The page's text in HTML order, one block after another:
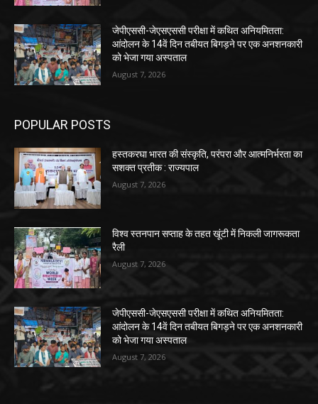
जेपीएससी-जेएसएससी परीक्षा में कथित अनियमितता:
आंदोलन के 14वें दिन तबीयत बिगड़ने पर एक अनशनकारी
को भेजा गया अस्पताल
August 7, 2026
POPULAR POSTS
हस्तकरघा भारत की संस्कृति, परंपरा और आत्मनिर्भरता का
सशक्त प्रतीक : राज्यपाल
August 7, 2026
विश्व स्तनपान सप्ताह के तहत खूंटी में निकली जागरूकता
रैली
August 7, 2026
जेपीएससी-जेएसएससी परीक्षा में कथित अनियमितता:
आंदोलन के 14वें दिन तबीयत बिगड़ने पर एक अनशनकारी
को भेजा गया अस्पताल
August 7, 2026